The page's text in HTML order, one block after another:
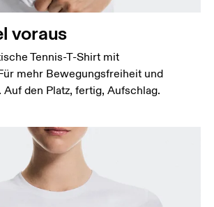
am schmalsten ist.
voraus
Tennis-T-Shirt mit
mehr Bewegungsfreiheit und
den Platz, fertig, Aufschlag.